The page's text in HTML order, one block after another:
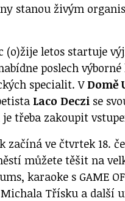
stanou živým
(o)žije letos startuje
poslech výborné
specialit. VDomě
Laco Deczi se
třeba zakoupit
začíná ve čtvrtek 18.
můžete těšit na
karaoke s GAME OF
Třísku a další